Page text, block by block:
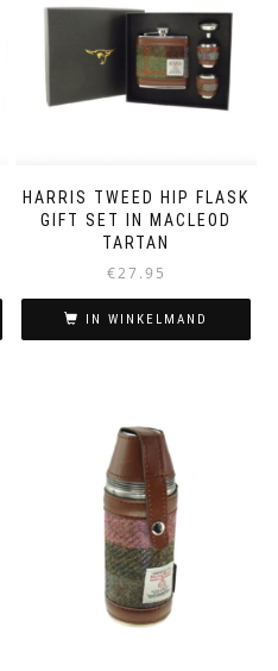
HARRIS TWEED HIP FLASK
GIFT SET IN MACLEOD
TARTAN
€27.95
IN WINKELMAND